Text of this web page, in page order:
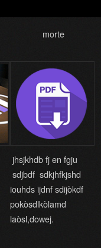
morte
jhsjkhdb fj en fgju
sdjbdf sdkjhfkjshd
iouhds ijdnf sdijòkdf
pokòsdlkòlamd
laòsl,dowej.